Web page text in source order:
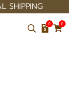
SHIPPING
0 0